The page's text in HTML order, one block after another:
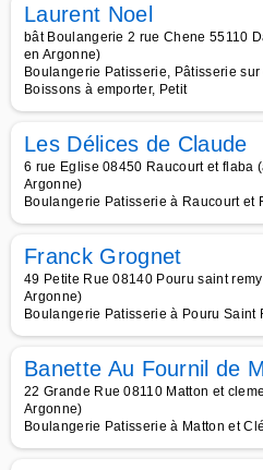
Laurent Noel
bât Boulangerie 2 rue Chene 55110
en Argonne)
Boulangerie Patisserie, Pâtisserie
Boissons à emporter, Petit
Les Délices de Claude
6 rue Eglise 08450 Raucourt et flaba
Argonne)
Boulangerie Patisserie à Raucourt et
Franck Grognet
49 Petite Rue 08140 Pouru saint
Argonne)
Boulangerie Patisserie à Pouru Saint
Banette Au Fournil de
22 Grande Rue 08110 Matton et
Argonne)
Boulangerie Patisserie à Matton et